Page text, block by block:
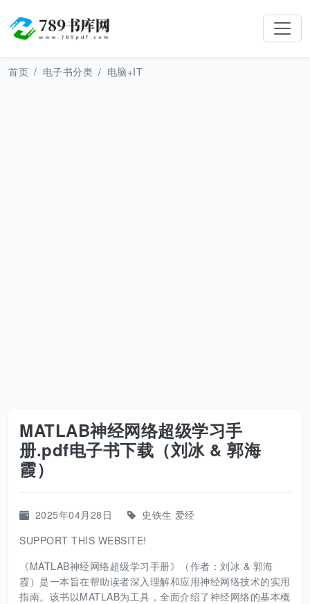
首页 电子书分类 电脑+IT
MATLAB神经网络超级学习手
册.pdf电子书下载（刘冰 & 郭海
霞）
2025年04月28日 史铁生 爱经
SUPPORT THIS WEBSITE!
《MATLAB神经网络超级学习手册》（作者：刘冰 & 郭海
霞）是一本旨在帮助读者深入理解和应用神经网络技术的实用
指南。该书以MATLAB为工具，全面介绍了神经网络的基本概